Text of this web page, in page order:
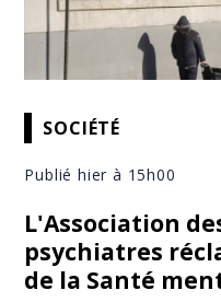
SOCIÉTÉ
Publié hier à 15h00
L'Association
psychiatres
de la Santé